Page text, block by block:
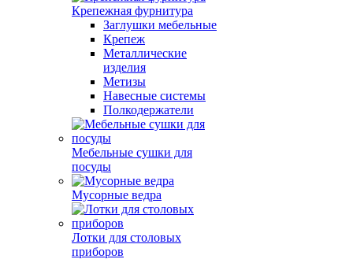
Крепежная фурнитура
Заглушки мебельные
Крепеж
Металлические
изделия
Метизы
Навесные системы
Полкодержатели
Мебельные сушки для
посуды
Мусорные ведра
Лотки для столовых
приборов